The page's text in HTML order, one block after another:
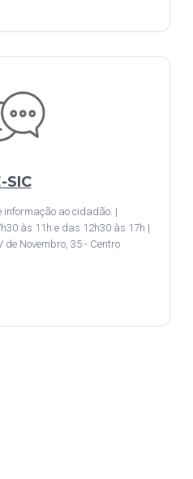
SIC
informação ao cidadão. |
às 11h e das 12h30 às 17h |
de Novembro, 35 - Centro